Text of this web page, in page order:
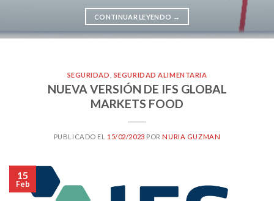
CONTINUAR LEYENDO →
SEGURIDAD SEGURIDAD ALIMENTARIA
NUEVA VERSIÓN DE IFS GLOBAL
MARKETS FOOD
PUBLICADO EL 15/02/2023 PORNURIA GUZMAN
15
Feb